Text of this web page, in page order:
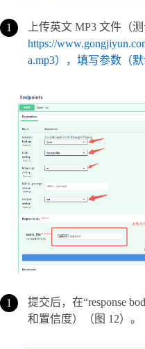
上传英文 MP3 文件（
https://
a.mp3），填写参数（默
提交后，在“response
和置信度）（图 12）。